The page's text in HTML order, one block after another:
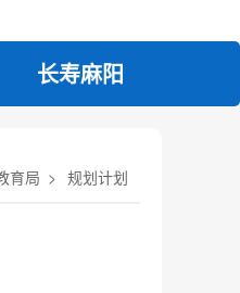
长寿麻阳
育局 > 规划计划